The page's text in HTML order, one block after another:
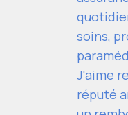
soins,
J'aime
réputé